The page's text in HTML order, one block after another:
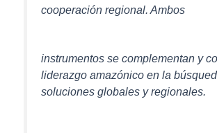
cooperación regional. Ambos
instrumentos se complementan y
liderazgo amazónico en la
soluciones globales y regionales.